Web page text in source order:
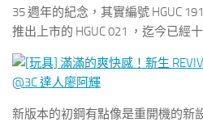
35 週年的紀念，其實編號 HGUC
推出上市的 HGUC 021 ，迄今已經
新版本的初鋼有點像是重開機的新